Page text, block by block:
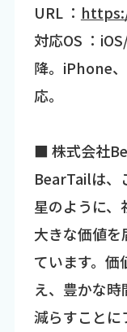
URL ：
対応OS ：
降。iPhone
応。
■ 株式会社
BearTailは、
星のように、
大きな価値を
ています。価
え、豊かな
減らすことに